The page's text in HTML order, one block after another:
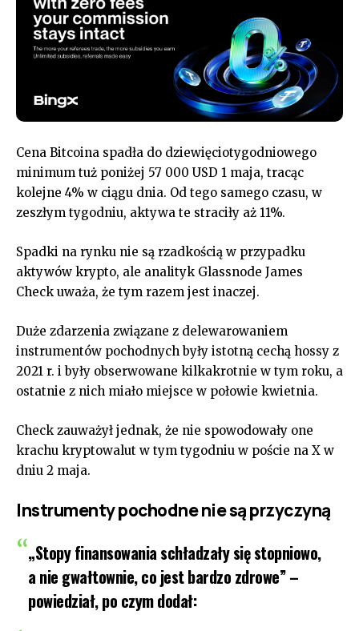
Cena Bitcoina spadła do dziewięciotygodniowego
minimum tuż poniżej 57 000 USD 1 maja, tracąc
kolejne 4% w ciągu dnia. Od tego samego czasu, w
zeszłym tygodniu, aktywa te straciły aż 11%.
Spadki na rynku nie są rzadkością w przypadku
aktywów krypto, ale analityk Glassnode James
Check uważa, że tym razem jest inaczej.
Duże zdarzenia związane z delewarowaniem
instrumentów pochodnych były istotną cechą hossy z
2021 r. i były obserwowane kilkakrotnie w tym roku, a
ostatnie z nich miało miejsce w połowie kwietnia.
Check zauważył jednak, że nie spowodowały one
krachu kryptowalut w tym tygodniu w poście na X w
dniu 2 maja.
Instrumenty pochodne nie są przyczyną
„Stopy finansowania schładzały się stopniowo,
a nie gwałtownie, co jest bardzo zdrowe” –
powiedział, po czym dodał: